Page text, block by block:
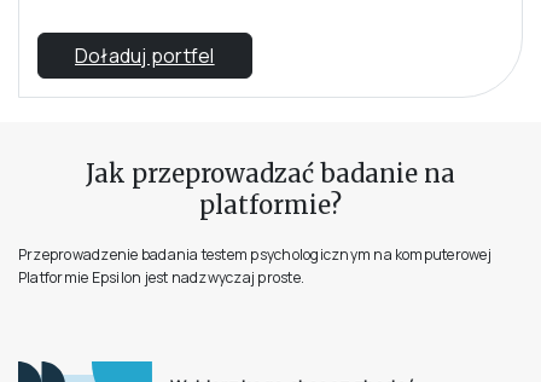
Doładuj portfel
Jak przeprowadzać badanie na
platformie?
Przeprowadzenie badania testem psychologicznym na komputerowej
Platformie Epsilon jest nadzwyczaj proste.